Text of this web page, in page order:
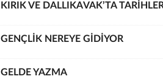
KIRIK VE DALLIKAVAK’TA
GENÇLİK NEREYE GİDİYOR
GELDE YAZMA